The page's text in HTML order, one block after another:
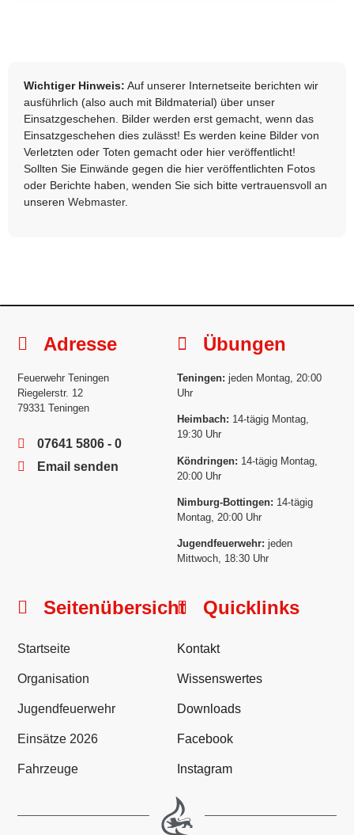
Wichtiger Hinweis: Auf unserer Internetseite berichten wir
ausführlich (also auch mit Bildmaterial) über unser
Einsatzgeschehen. Bilder werden erst gemacht, wenn das
Einsatzgeschehen dies zulässt! Es werden keine Bilder von
Verletzten oder Toten gemacht oder hier veröffentlicht!
Sollten Sie Einwände gegen die hier veröffentlichten Fotos
oder Berichte haben, wenden Sie sich bitte vertrauensvoll an
unseren Webmaster.
Adresse
Feuerwehr Teningen
Riegelerstr. 12
79331 Teningen
07641 5806 - 0
Email senden
Übungen
Teningen: jeden Montag, 20:00
Uhr
Heimbach: 14-tägig Montag,
19:30 Uhr
Köndringen: 14-tägig Montag,
20:00 Uhr
Nimburg-Bottingen: 14-tägig
Montag, 20:00 Uhr
Jugendfeuerwehr: jeden
Mittwoch, 18:30 Uhr
Seitenübersicht
Startseite
Organisation
Jugendfeuerwehr
Einsätze 2026
Fahrzeuge
Quicklinks
Kontakt
Wissenswertes
Downloads
Facebook
Instagram